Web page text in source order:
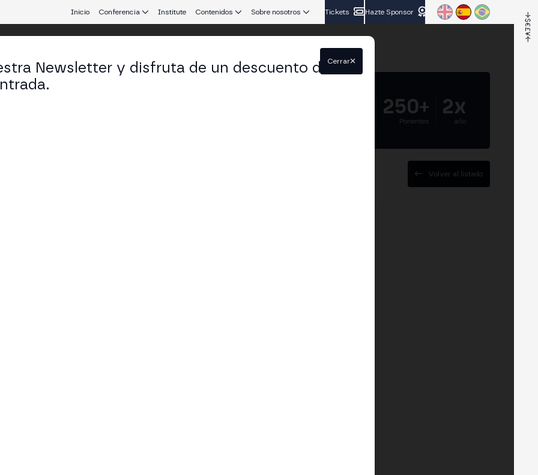
Inicio Conferencia Institute Contenidos Sobre nosotros Tickets Hazte Sponsor
250+
Ponentes
2x
año
Volver al listado
Newsletter y disfruta de un descuento delCerrar